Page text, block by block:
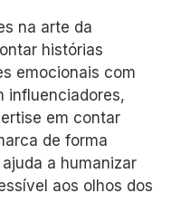
na arte da
histórias
emocionais com
influenciadores,
em contar
de forma
a humanizar
aos olhos dos